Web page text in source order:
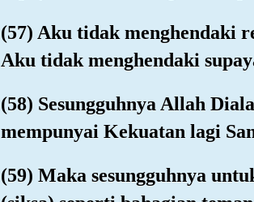
(57) Aku tidak menghendaki
Aku tidak menghendaki
(58) Sesungguhnya Allah
mempunyai Kekuatan lagi
(59) Maka sesungguhnya